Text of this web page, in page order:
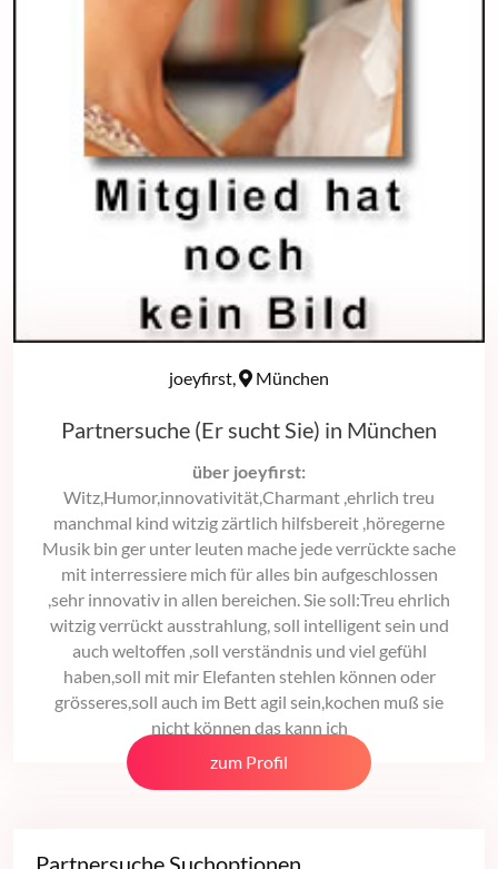
joeyfirst, München
Partnersuche (Er sucht Sie) in München
über joeyfirst:
Witz,Humor,innovativität,Charmant ,ehrlich treu
manchmal kind witzig zärtlich hilfsbereit ,höregerne
Musik bin ger unter leuten mache jede verrückte sache
mit interressiere mich für alles bin aufgeschlossen
,sehr innovativ in allen bereichen. Sie soll:Treu ehrlich
witzig verrückt ausstrahlung, soll intelligent sein und
auch weltoffen ,soll verständnis und viel gefühl
haben,soll mit mir Elefanten stehlen können oder
grösseres,soll auch im Bett agil sein,kochen muß sie
nicht können das kann ich
zum Profil
Partnersuche Suchoptionen